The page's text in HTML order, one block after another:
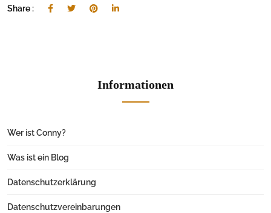
Share :
Informationen
Wer ist Conny?
Was ist ein Blog
Datenschutzerklärung
Datenschutzvereinbarungen